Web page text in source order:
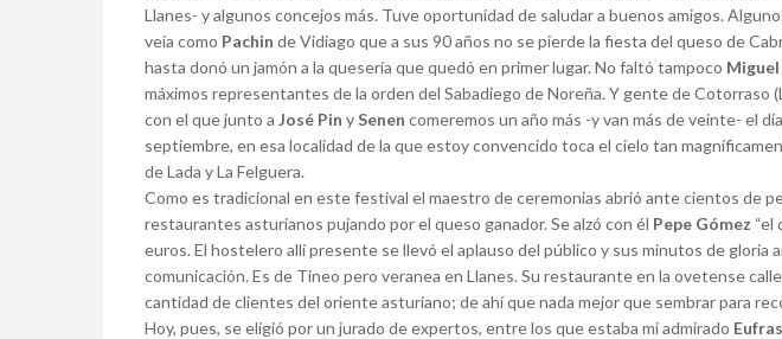
Llanes- y algunos concejos más. Tuve oportunidad de saludar a buenos amigos.
veía como Pachin de Vidiago que a sus 90 años no se pierde la fiesta del queso de
hasta donó un jamón a la quesería que quedó en primer lugar. No faltó tampoco
máximos representantes de la orden del Sabadiego de Noreña. Y gente de Cotorraso
con el que junto a José Pin ySenen comeremos un año más -y van más de veinte- el
septiembre, en esa localidad de la que estoy convencido toca el cielo tan
de Lada y La Felguera.
Como es tradicional en este festival el maestro de ceremonias abrió ante cientos de
restaurantes asturianos pujando por el queso ganador. Se alzó con él Pepe Gómez “el
euros. El hostelero allí presente se llevó el aplauso del público y sus minutos de gloria
comunicación. Es de Tineo pero veranea en Llanes. Su restaurante en la ovetense
cantidad de clientes del oriente asturiano; de ahí que nada mejor que sembrar para
Hoy, pues, se eligió por un jurado de expertos, entre los que estaba mi admirado